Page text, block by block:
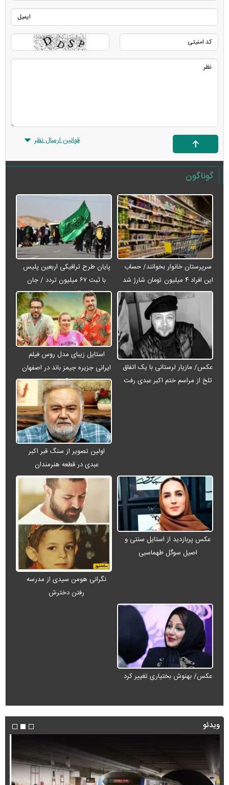
قوانین ارسال نظر
گوناگون
سرپرستان خانوار بخوانند/ حساب
این افراد ۴ میلیون تومان شارژ شد
پایان طرح ترافیکی اربعین پلیس
با ثبت ۶۷ میلیون تردد / جان
باختن ۲۴ زائر در تصادفات اربعینی
عکس/ مازیار لرستانی با یک اتفاق
تلخ از مراسم ختم اکبر عبدی رفت
استایل زیبای مدل روس فیلم
ایرانی جزیره جیمز باند در اصفهان
+ عکس
اولین تصویر از سنگ قبر اکبر
عبدی در قطعه هنرمندان
عکس پربازدید از استایل سنتی و
اصیل سوگل طهماسبی
نگرانی هومن سیدی از مدرسه
رفتن دخترش
عکس/ بهنوش بختیاری تغییر کرد
ویدئو